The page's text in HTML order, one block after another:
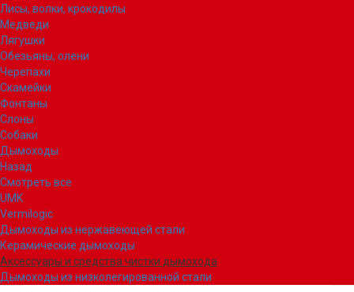
Лисы, волки, крокодилы
Медведи
Лягушки
Обезьяны, олени
Черепахи
Скамейки
Фонтаны
Слоны
Собаки
Дымоходы
Назад
Смотреть все
UMK
Vermilogic
Дымоходы из нержавеющей стали
Керамические дымоходы
Аксессуары и средства чистки дымохода
Дымоходы из низколегированной стали